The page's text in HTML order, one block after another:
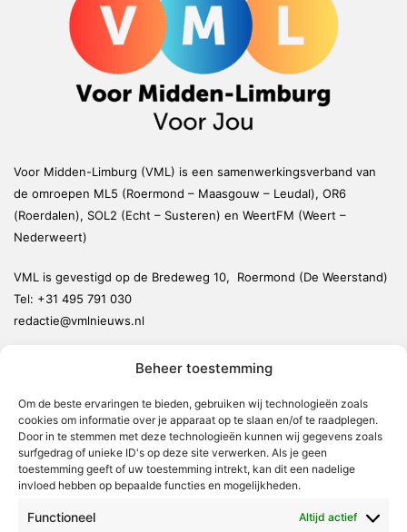
Beheer toestemming
Om de beste ervaringen te bieden, gebruiken wij technologieën zoals
cookies om informatie over je apparaat op te slaan en/of te raadplegen.
Door in te stemmen met deze technologieën kunnen wij gegevens zoals
surfgedrag of unieke ID's op deze site verwerken. Als je geen
toestemming geeft of uw toestemming intrekt, kan dit een nadelige
invloed hebben op bepaalde functies en mogelijkheden.
Functioneel Altijd actief
Voor Midden-Limburg (VML) is een samenwerkingsverband van
de omroepen ML5 (Roermond – Maasgouw – Leudal), OR6
(Roerdalen), SOL2 (Echt – Susteren) en WeertFM (Weert –
Nederweert)
VML is gevestigd op de Bredeweg 10, Roermond (De Weerstand)
Tel: +31 495 791 030
redactie@vmlnieuws.nl
Leudal
Maasgouw
Echt-Susteren